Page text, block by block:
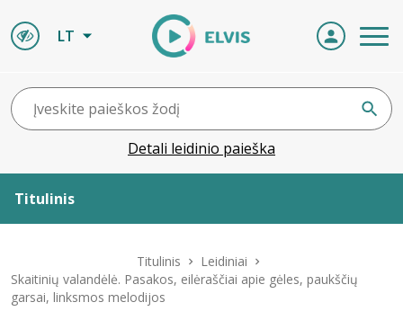
LT
Detali leidinio paieška
Titulinis
Leidiniai
Titulinis
Leidiniai
Skaitinių valandėlė. Pasakos, eilėraščiai apie gėles, paukščių
garsai, linksmos melodijos